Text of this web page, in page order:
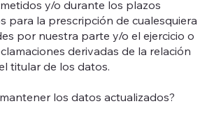
y/o durante los plazos
para la prescripción de cualesquiera
por nuestra parte y/o el ejercicio o
derivadas de la relación
titular de los datos.
los datos actualizados?